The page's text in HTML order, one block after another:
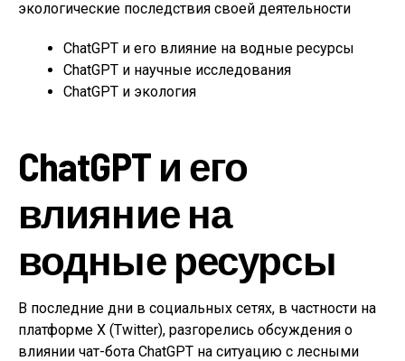
экологические последствия своей деятельности
ChatGPT и его влияние на водные ресурсы
ChatGPT и научные исследования
ChatGPT и экология
ChatGPT и его
влияние на
водные ресурсы
В последние дни в социальных сетях, в частности на
платформе X (Twitter), разгорелись обсуждения о
влиянии чат-бота ChatGPT на ситуацию с лесными